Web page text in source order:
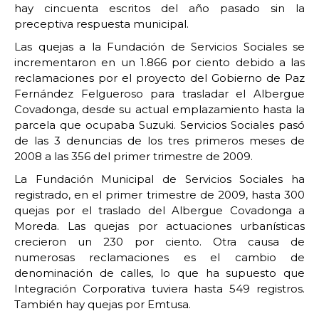
hay cincuenta escritos del año pasado sin la
preceptiva respuesta municipal.
Las quejas a la Fundación de Servicios Sociales se
incrementaron en un 1.866 por ciento debido a las
reclamaciones por el proyecto del Gobierno de Paz
Fernández Felgueroso para trasladar el Albergue
Covadonga, desde su actual emplazamiento hasta la
parcela que ocupaba Suzuki. Servicios Sociales pasó
de las 3 denuncias de los tres primeros meses de
2008 a las 356 del primer trimestre de 2009.
La Fundación Municipal de Servicios Sociales ha
registrado, en el primer trimestre de 2009, hasta 300
quejas por el traslado del Albergue Covadonga a
Moreda. Las quejas por actuaciones urbanísticas
crecieron un 230 por ciento. Otra causa de
numerosas reclamaciones es el cambio de
denominación de calles, lo que ha supuesto que
Integración Corporativa tuviera hasta 549 registros.
También hay quejas por Emtusa.